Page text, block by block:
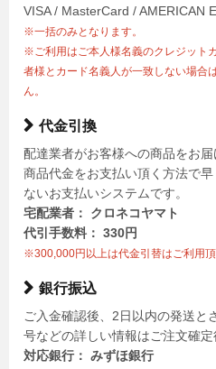
VISA / MasterCard / AMERICAN
※一括のみとなります。
※ご利用はご本人様名義のクレジット
者様とカード名義人が一致しない場合
ん。
代金引換
配達業者がお客様への商品をお
商品代金をお支払い頂く方法で
ないお支払いシステムです。
宅配業者： クロネコヤマト
代引手数料： 330円
※300,000円以上は代金引替はご利用頂
銀行振込
ご入金確認後、2日以内の発送と
号などの詳しい情報はご注文確定
対応銀行： みずほ銀行